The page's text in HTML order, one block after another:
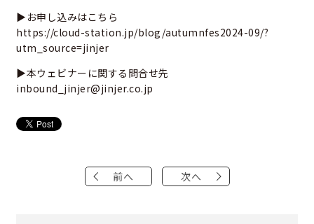
▶お申し込みはこちら
https://cloud-station.jp/blog/autumnfes2024-09/?
utm_source=jinjer
▶本ウェビナーに関する問合せ先
inbound_jinjer@jinjer.co.jp
前へ 次へ